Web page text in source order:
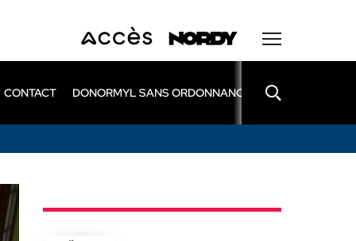
CONTACT DONORMYL SANS ORDONNANCE LEXOMIL SANS